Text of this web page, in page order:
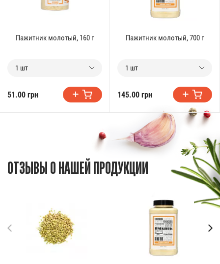
Пажитник молотый, 160 г
1 шт
51.00 грн
Пажитник молотый, 700 г
1 шт
145.00 грн
ОТЗЫВЫ О НАШЕЙ ПРОДУКЦИИ